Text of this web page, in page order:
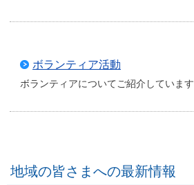
ボランティア活動
ボランティアについてご紹介しています
地域の皆さまへの最新情報